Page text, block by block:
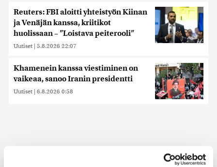
Reuters: FBI aloitti yhteistyön Kiinan
ja Venäjän kanssa, kriitikot
huolissaan – ”Loistava peiterooli”
Uutiset | 5.8.2026 22:07
Khamenein kanssa viestiminen on
vaikeaa, sanoo Iranin presidentti
Uutiset | 6.8.2026 0:58